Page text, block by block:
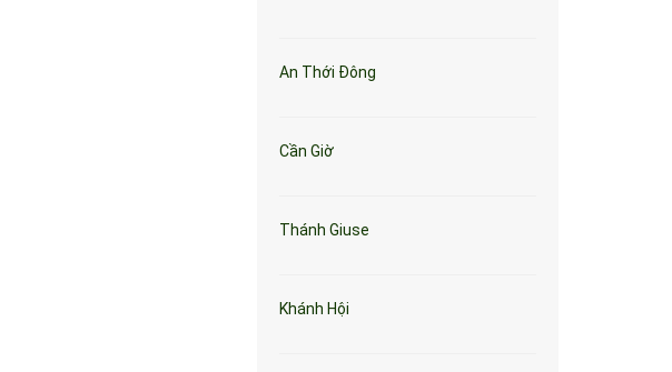
An Thới Đông
Cần Giờ
Thánh Giuse
Khánh Hội